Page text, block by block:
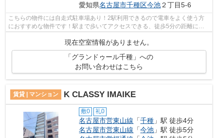
愛知県名古屋市千種区今池２丁目5-6
こちらの物件には自走式駐車場あり！2駅利用できるので電車をよく使う方
におすすめな物件です！駅まで歩いてアクセスできる、徒歩5分の距離に立
地する物件です！こちらの物件から出て1...
現在空室情報がありません。
「グランドゥール千種」への
お問い合わせはこちら
賃貸 | マンション K CLASSY IMAIKE
敷0 礼0
名古屋市営東山線 「千種 」駅 徒歩4分
名古屋市営東山線 「今池 」駅 徒歩5分